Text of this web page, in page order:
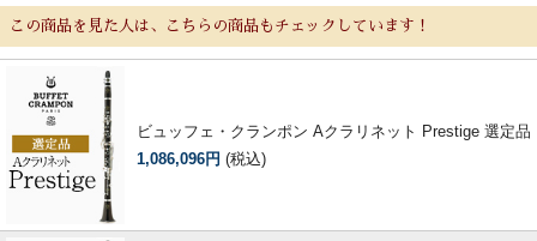
この商品を見た人は、こちらの商品もチェックしています！
ビュッフェ・クランポン Aクラリネット Prestige 選定品
1,086,096円 (税込)